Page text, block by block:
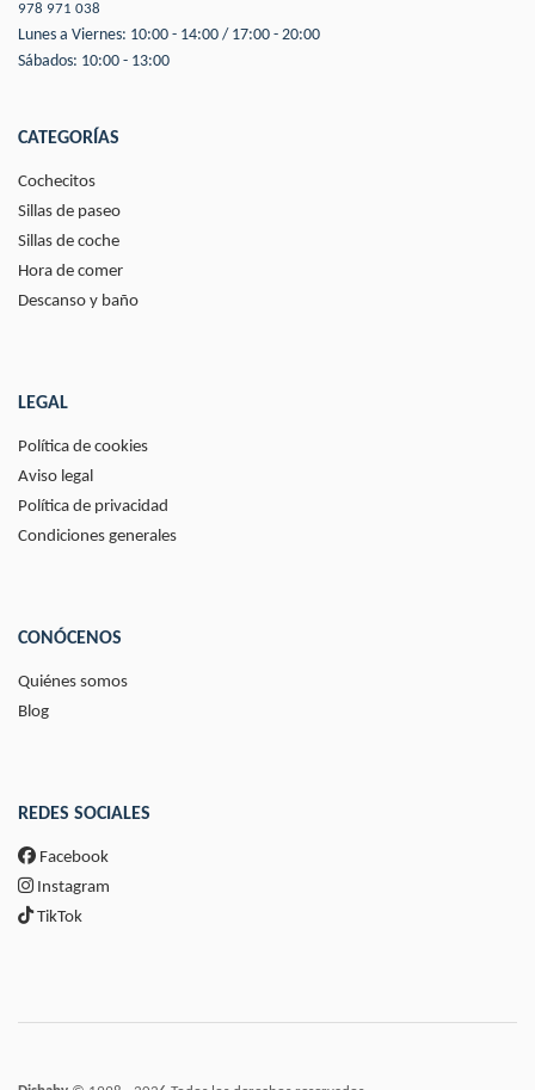
978 971 038
Lunes a Viernes: 10:00 - 14:00 / 17:00 - 20:00
Sábados: 10:00 - 13:00
CATEGORÍAS
Cochecitos
Sillas de paseo
Sillas de coche
Hora de comer
Descanso y baño
LEGAL
Política de cookies
Aviso legal
Política de privacidad
Condiciones generales
CONÓCENOS
Quiénes somos
Blog
REDES SOCIALES
Facebook
Instagram
TikTok